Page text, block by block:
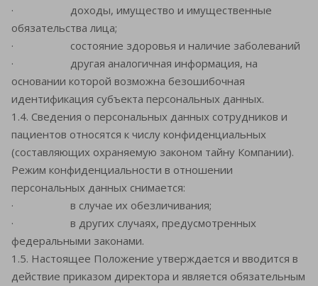
· доходы, имущество и имущественные
обязательства лица;
· состояние здоровья и наличие заболеваний
· другая аналогичная информация, на
основании которой возможна безошибочная
идентификация субъекта персональных данных.
1.4. Сведения о персональных данных сотрудников и
пациентов относятся к числу конфиденциальных
(составляющих охраняемую законом тайну Компании).
Режим конфиденциальности в отношении
персональных данных снимается:
· в случае их обезличивания;
· в других случаях, предусмотренных
федеральными законами.
1.5. Настоящее Положение утверждается и вводится в
действие приказом директора и является обязательным